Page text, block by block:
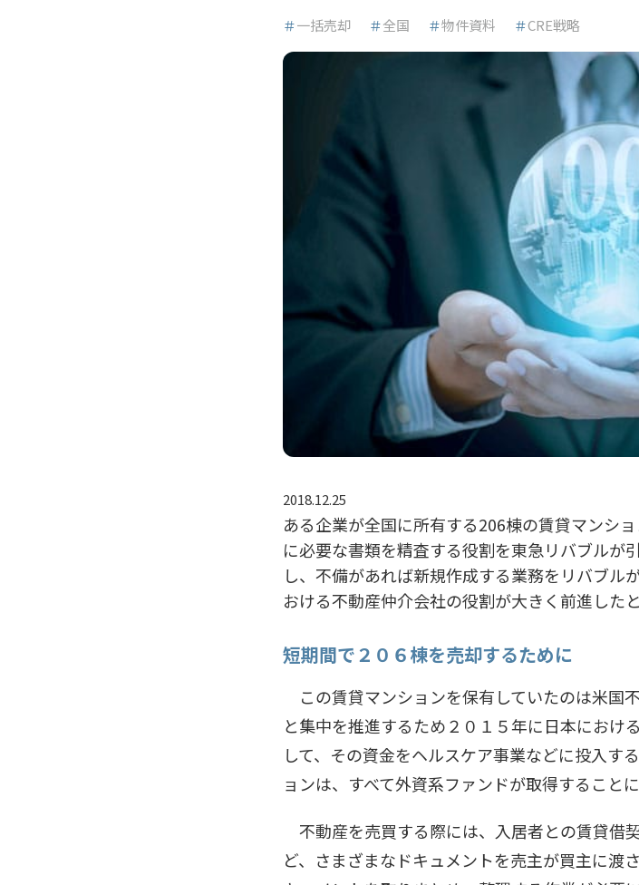
＃一括売却 ＃全国 ＃物件資料 ＃CRE戦略
2018.12.25
ある企業が全国に所有する206棟の賃貸マンシ
に必要な書類を精査する役割を東急リバブルが
し、不備があれば新規作成する業務をリバブル
おける不動産仲介会社の役割が大きく前進したと
短期間で２０６棟を売却するために
この賃貸マンションを保有していたのは米国
と集中を推進するため２０１５年に日本におけ
して、その資金をヘルスケア事業などに投入す
ョンは、すべて外資系ファンドが取得することに
不動産を売買する際には、入居者との賃貸借
ど、さまざまなドキュメントを売主が買主に渡